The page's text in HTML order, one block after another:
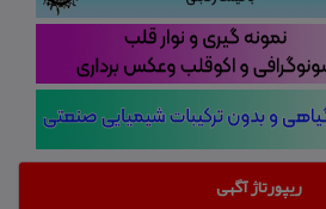
ریپورتاژ آگهی